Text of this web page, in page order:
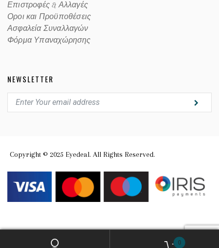
Επιστροφές & Αλλαγές
Οροι και Προϋποθέσεις
Ασφαλεία Συναλλαγών
Φόρμα Υπαναχώρησης
NEWSLETTER
Copyright © 2025 Eyedeal. All Rights Reserved.
0